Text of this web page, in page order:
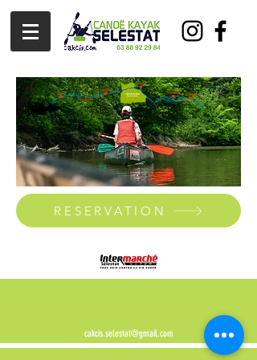
RESERVATION
cakcis.selestat@gmail.com